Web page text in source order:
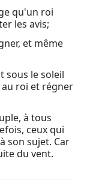
qu'un roi
les avis;
et même
sous le soleil
roi et régner
à tous
ceux qui
son sujet. Car
du vent.